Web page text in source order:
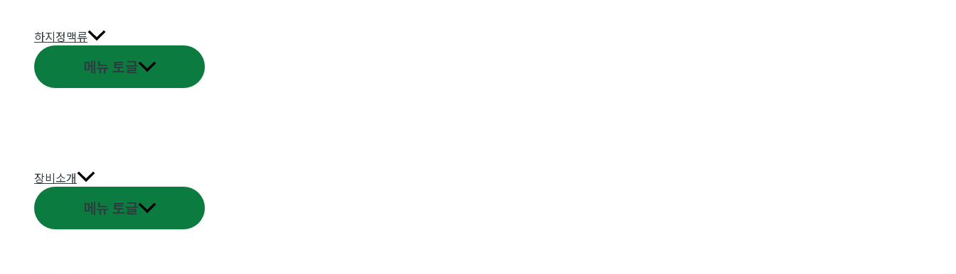
하지정맥류
메뉴 토글
장비소개
메뉴 토글